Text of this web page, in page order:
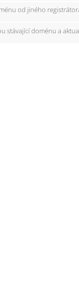
od jiného
stávající doménu a